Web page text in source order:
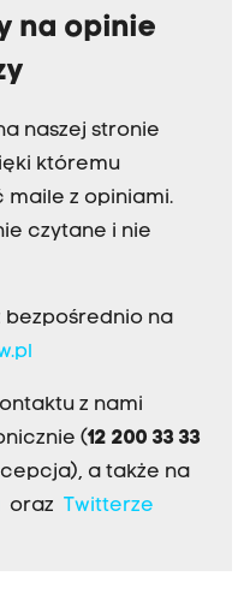
na opinie
naszej stronie
któremu
maile z opiniami.
czytane i nie
bezpośrednio na
z nami
(12 200 33 33
a także na
oraz Twitterze